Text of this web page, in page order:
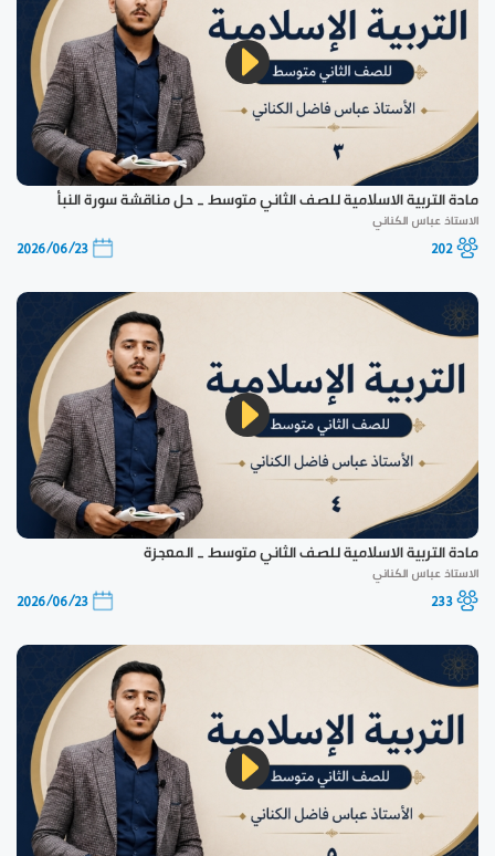
مادة التربية الاسلامية للصف الثاني متوسط _ حل مناقشة سورة النبأ
الاستاذ عباس الكناني
202
2026/06/23
مادة التربية الاسلامية للصف الثاني متوسط _ المعجزة
الاستاذ عباس الكناني
233
2026/06/23